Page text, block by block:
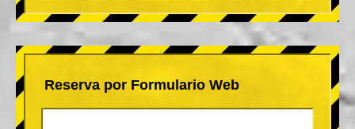
Reserva por Formulario Web